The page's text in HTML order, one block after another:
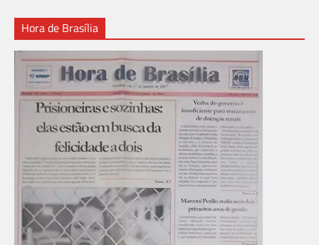
Hora de Brasília